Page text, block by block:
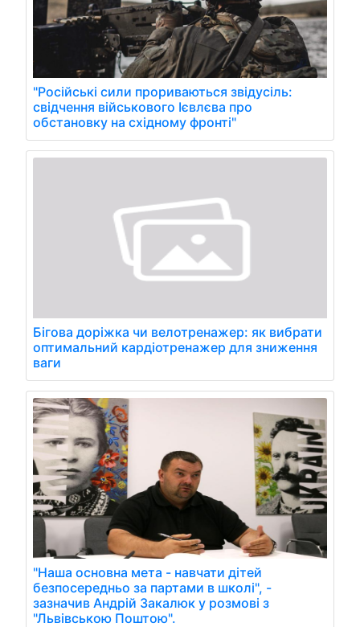
"Російські сили прориваються звідусіль:
свідчення військового Ієвлєва про
обстановку на східному фронті"
Бігова доріжка чи велотренажер: як вибрати
оптимальний кардіотренажер для зниження
ваги
"Наша основна мета - навчати дітей
безпосередньо за партами в школі", -
зазначив Андрій Закалюк у розмові з
"Львівською Поштою".